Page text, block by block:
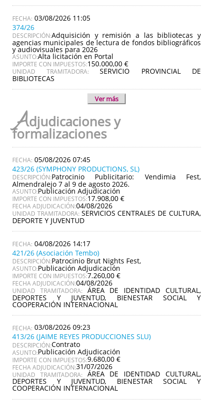
03/08/2026 11:05
374/26
DESCRIPCIÓN:Adquisición y remisión a las bibliotecas y
agencias municipales de lectura de fondos bibliográficos
y audiovisuales para 2026
ASUNTO:Alta licitación en Portal
IMPORTE CON IMPUESTOS:150.000,00 €
UNIDAD TRAMITADORA:SERVICIO PROVINCIAL DE
BIBLIOTECAS
Ver más
Adjudicaciones y
formalizaciones
05/08/2026 07:45
423/26 (SYMPHONY PRODUCTIONS, SL)
DESCRIPCIÓN:Patrocinio Publicitario: Vendimia Fest,
Almendralejo 7 al 9 de agosto 2026.
ASUNTO:Publicación Adjudicación
IMPORTE CON IMPUESTOS:17.908,00 €
FECHA ADJUDICACIÓN:04/08/2026
UNIDAD TRAMITADORA: SERVICIOS CENTRALES DE CULTURA,
DEPORTE Y JUVENTUD
04/08/2026 14:17
421/26 (Asociación Tembo)
DESCRIPCIÓN:Patrocinio Brut Nights Fest,
ASUNTO:Publicación Adjudicación
IMPORTE CON IMPUESTOS:7.260,00 €
FECHA ADJUDICACIÓN:04/08/2026
UNIDAD TRAMITADORA: ÁREA DE IDENTIDAD CULTURAL,
DEPORTES Y JUVENTUD, BIENESTAR SOCIAL Y
COOPERACIÓN INTERNACIONAL
03/08/2026 09:23
413/26 (JAIME REYES PRODUCCIONES SLU)
DESCRIPCIÓN:Contrato
ASUNTO:Publicación Adjudicación
IMPORTE CON IMPUESTOS:9.680,00 €
FECHA ADJUDICACIÓN:31/07/2026
UNIDAD TRAMITADORA: ÁREA DE IDENTIDAD CULTURAL,
DEPORTES Y JUVENTUD, BIENESTAR SOCIAL Y
COOPERACIÓN INTERNACIONAL